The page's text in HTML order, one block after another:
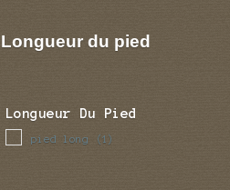
Longueur du pied
Longueur Du Pied
pied long (1)